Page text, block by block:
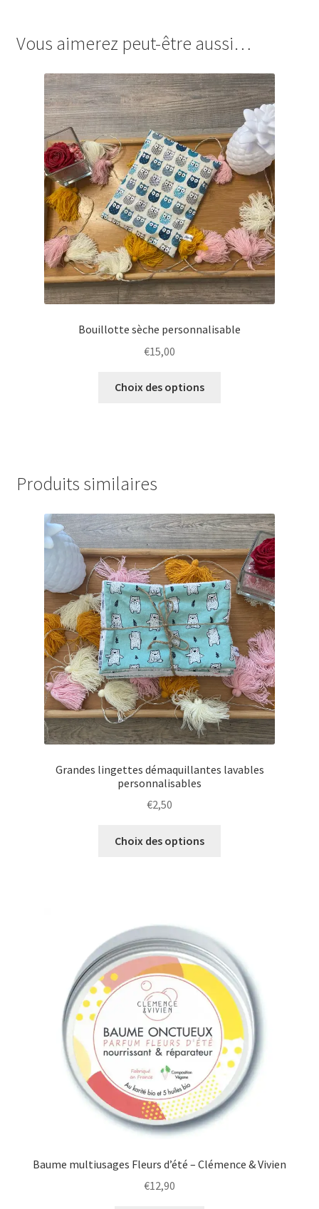
Vous aimerez peut-être aussi…
Bouillotte sèche personnalisable
€15,00
Choix des options
être
choisies
sur
la
page
du
produit
Produits similaires
Grandes lingettes démaquillantes lavables
personnalisables
€2,50
Choix des options
options
peuvent
être
choisies
sur
la
page
du
produit
Baume multiusages Fleurs d’été – Clémence & Vivien
€12,90